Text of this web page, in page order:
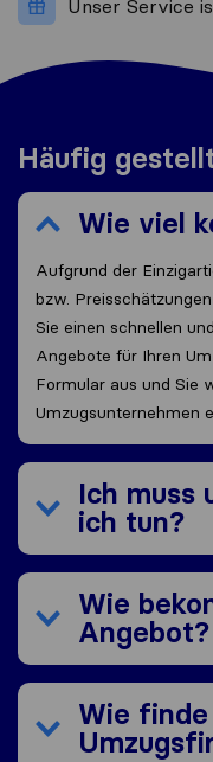
Unser Service
Häufig
Wie viel
Aufgrund der
bzw.
Sie einen schnellen
Angebote für Ihren
Formular aus und Sie
Umzugsunternehmen
Ich muss
ich tun?
Wie
Angebot?
Wie